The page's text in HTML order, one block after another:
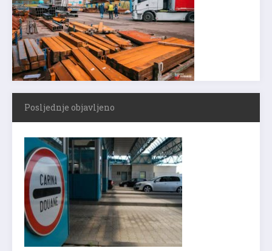
Posljednje objavljeno